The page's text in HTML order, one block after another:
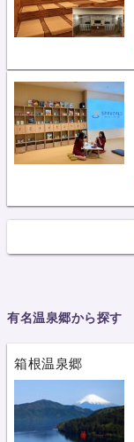
有名温泉郷から探す
箱根温泉郷